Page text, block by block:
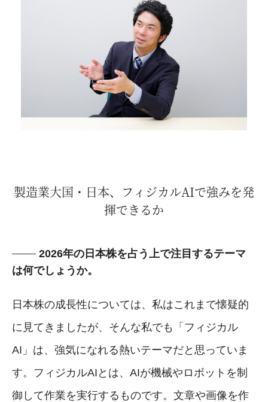
製造業大国・日本、フィジカルAIで強みを発
揮できるか
2026年の日本株を占う上で注目するテーマ
は何でしょうか。
日本株の成長性については、私はこれまで懐疑的
に見てきましたが、そんな私でも「フィジカル
AI」は、強気になれる熱いテーマだと思っていま
す。フィジカルAIとは、AIが機械やロボットを制
御して作業を実行するものです。文章や画像を作